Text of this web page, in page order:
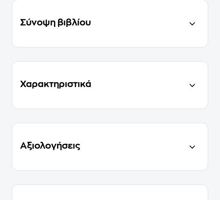
Σύνοψη βιβλίου
Χαρακτηριστικά
Αξιολογήσεις